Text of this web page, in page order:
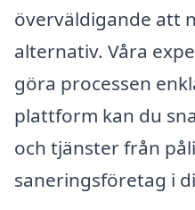
överväldigande att
alternativ. Våra
göra processen
plattform kan du
och tjänster från
saneringsföretag i